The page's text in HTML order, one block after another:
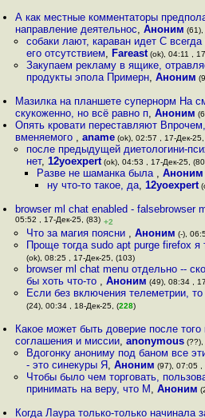
А как местные комментаторы
направление деятельнос,Аноним
собаки лают, караван идет С
его отсутствием, Fareast(ok), 04:11 ,
Закупаем рекламу в ящике,
продукты эпола Примерн, Аноним
Мазилка на планшете супернорм На
скукоженно, но всё равно п,Аноним
Опять кровати переставляют
вменяемого ,aname (ok), 02:57 , 17-Дек-
после предыдущей диетологини-
нет, 12yoexpert(ok), 04:53 , 17-Дек-25,
Разве не шаманка была , Аноним
ну что-то такое, да,12yoexpert
browser ml chat enabled - falsebrowser
05:52 , 17-Дек-25, (83) +2
Что за магия поясни , Аноним (-),
Проще тогда sudo apt purge firefox
(ok), 08:25 , 17-Дек-25, (103)
browser ml chat menu отдельно --
бы хоть что-то , Аноним (49), 08:34 ,
Если без включения телеметрии,
(24), 00:34 , 18-Дек-25, (228)
Какое может быть доверие после того
соглашения и миссии,anonymous
Вдогонку анониму под баном все
- это синекуры Я, Аноним (97), 07:05 ,
Чтобы было чем торговать,
принимать на веру, что М , Аноним
Когда Лаура только-только начинала